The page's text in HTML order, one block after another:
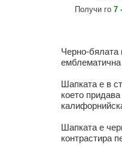
Получи го7
Черно-бялата
Шапката е в
което
Шапката е
контрастира